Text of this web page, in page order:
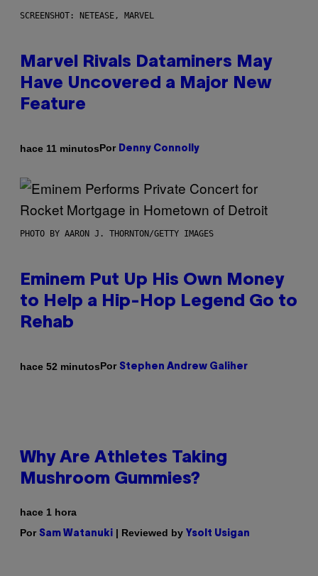
SCREENSHOT: NETEASE, MARVEL
Marvel Rivals Dataminers May
Have Uncovered a Major New
Feature
hace 11 minutosPor Denny Connolly
PHOTO BY AARON J. THORNTON/GETTY IMAGES
Eminem Put Up His Own Money
to Help a Hip-Hop Legend Go to
Rehab
hace 52 minutosPor Stephen Andrew Galiher
Why Are Athletes Taking
Mushroom Gummies?
hace 1 hora
Por Sam Watanuki | Reviewed by Ysolt Usigan